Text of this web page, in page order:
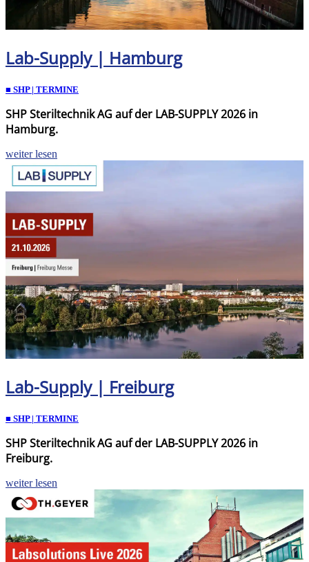
Lab-Supply | Hamburg
■ SHP | TERMINE
SHP Steriltechnik AG auf der LAB-SUPPLY 2026 in
Hamburg.
weiter lesen
Lab-Supply | Freiburg
■ SHP | TERMINE
SHP Steriltechnik AG auf der LAB-SUPPLY 2026 in
Freiburg.
weiter lesen